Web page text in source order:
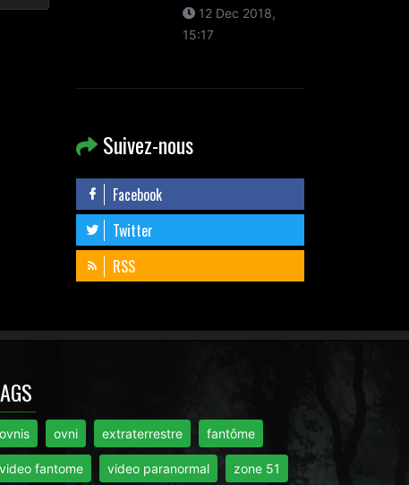
12 Dec 2018,
15:17
Suivez-nous
Facebook
Twitter
RSS
ovnis ovni extraterrestre fantôme
video fantome video paranormal zone 51